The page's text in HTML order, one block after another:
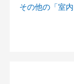
その他の「室